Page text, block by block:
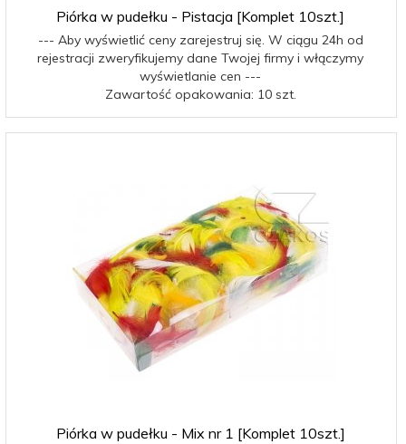
Piórka w pudełku - Pistacja [Komplet 10szt.]
--- Aby wyświetlić ceny zarejestruj się. W ciągu 24h od
rejestracji zweryfikujemy dane Twojej firmy i włączymy
wyświetlanie cen ---
Zawartość opakowania: 10 szt.
Piórka w pudełku - Mix nr 1 [Komplet 10szt.]